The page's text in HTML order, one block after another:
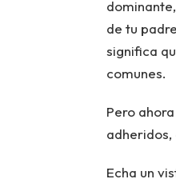
de tu
significa
comunes.
Pero
Echa un